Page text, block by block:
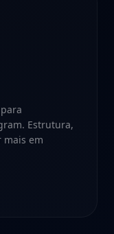
Estrutura,
mais em